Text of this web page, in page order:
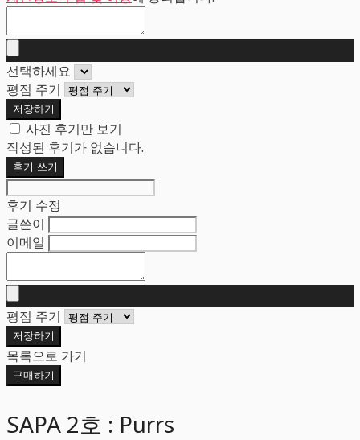
선택하세요
평점 주기
저장하기
사진 후기만 보기
작성된 후기가 없습니다.
후기 쓰기
후기 수정
글쓴이
이메일
평점 주기
저장하기
목록으로 가기
구매하기
SAPA 2호 : Purrs